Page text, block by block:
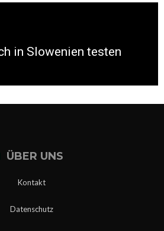
in Slowenien testen
ÜBER UNS
Kontakt
Datenschutz